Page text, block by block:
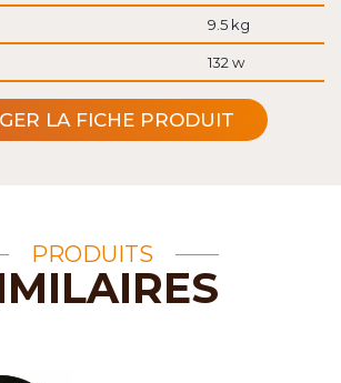
9.5 kg
132 w
LA FICHE PRODUIT
PRODUITS